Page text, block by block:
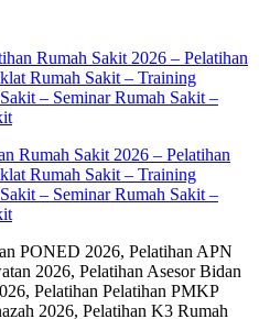
Rumah Sakit 2026 – Pelatihan
Rumah Sakit – Training
– Seminar Rumah Sakit –
PONED 2026, Pelatihan APN
2026, Pelatihan Asesor Bidan
Pelatihan Pelatihan PMKP
2026, Pelatihan K3 Rumah